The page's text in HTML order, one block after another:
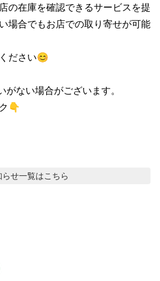
の在庫を確認できるサービスを提
場合でもお店での取り寄せが可能
ださい😊
ない場合がございます。
👇
らせ一覧はこちら